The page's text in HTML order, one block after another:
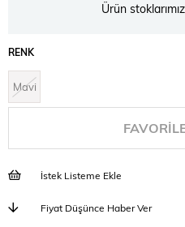
Ürün
RENK
Mavi
İstek Listeme Ekle
Fiyat Düşünce Haber Ver